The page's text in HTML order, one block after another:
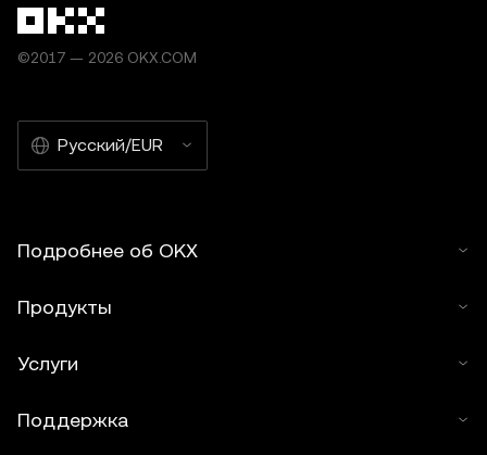
©2017 — 2026 OKX.COM
Русский/EUR
Подробнее об OKX
Продукты
Услуги
Поддержка